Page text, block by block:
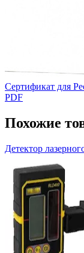
Сертификат для
PDF
Похожие
Детектор